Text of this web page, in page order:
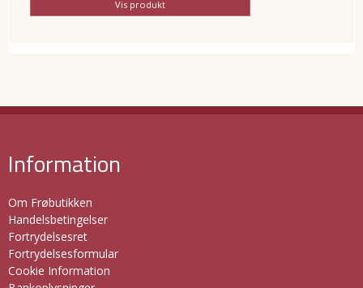
Vis produkt
Information
Om Frøbutikken
Handelsbetingelser
Fortrydelsesret
Fortrydelsesformular
Cookie Information